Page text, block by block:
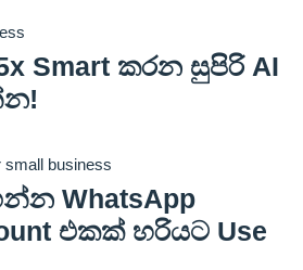
Smart කරන සුපිරි AI
WhatsApp
එකක් හරියට Use